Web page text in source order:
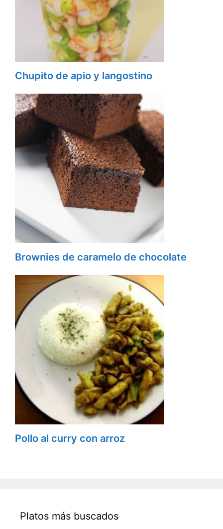
Chupito de apio y langostino
Brownies de caramelo de chocolate
Pollo al curry con arroz
Platos más buscados